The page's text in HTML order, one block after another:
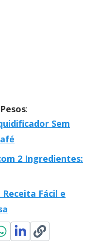
:
Sem
2 Ingredientes:
Fácil e